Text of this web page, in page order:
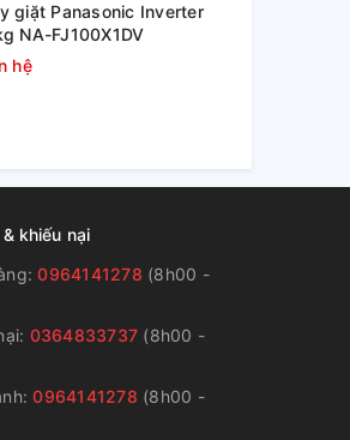
giặt Panasonic Inverter
NA-FJ100X1DV
hệ
khiếu nại
0964141278 (8h00 -
0364833737 (8h00 -
0964141278 (8h00 -